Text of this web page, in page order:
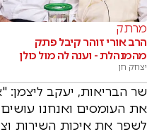
מרתק
הרב אורי זוהר קיבל פתק
מהמנהלת - וענה לה מול כולן
יצחק חן
שר הבריאות, יעקב ליצמן:
את העומסים ואנחנו
לשפר את איכות השירות